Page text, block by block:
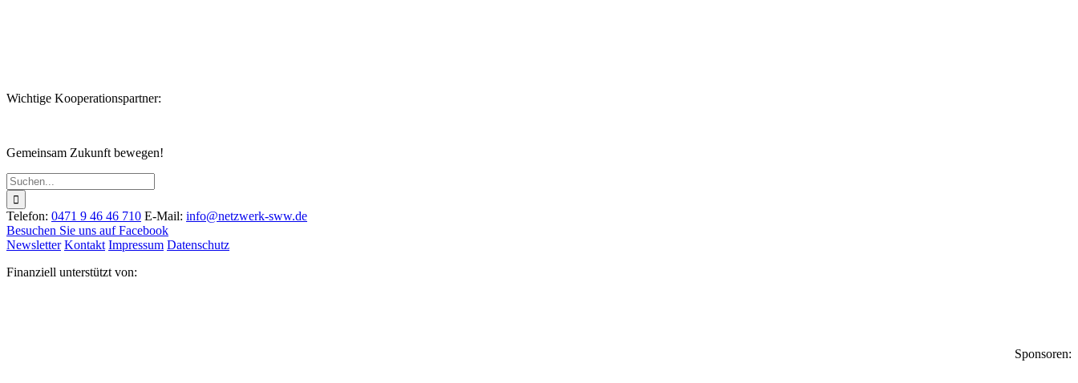
Wichtige Kooperationspartner:
Gemeinsam Zukunft bewegen!
Suche
nach:
Telefon: 0471 9 46 46 710 E-Mail: info@netzwerk-sww.de
Besuchen Sie uns auf Facebook
Newsletter Kontakt Impressum Datenschutz
Finanziell unterstützt von:
Sponsoren: